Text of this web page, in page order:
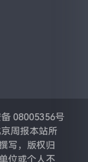
08005356号
周报本站所
写，版权归
位或个人不